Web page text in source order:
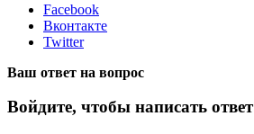
Facebook
Вконтакте
Twitter
Ваш ответ на вопрос
Войдите, чтобы написать ответ